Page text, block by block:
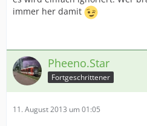
immer her damit
Pheeno.Star
Fortgeschrittener
11. August 2013 um 01:05